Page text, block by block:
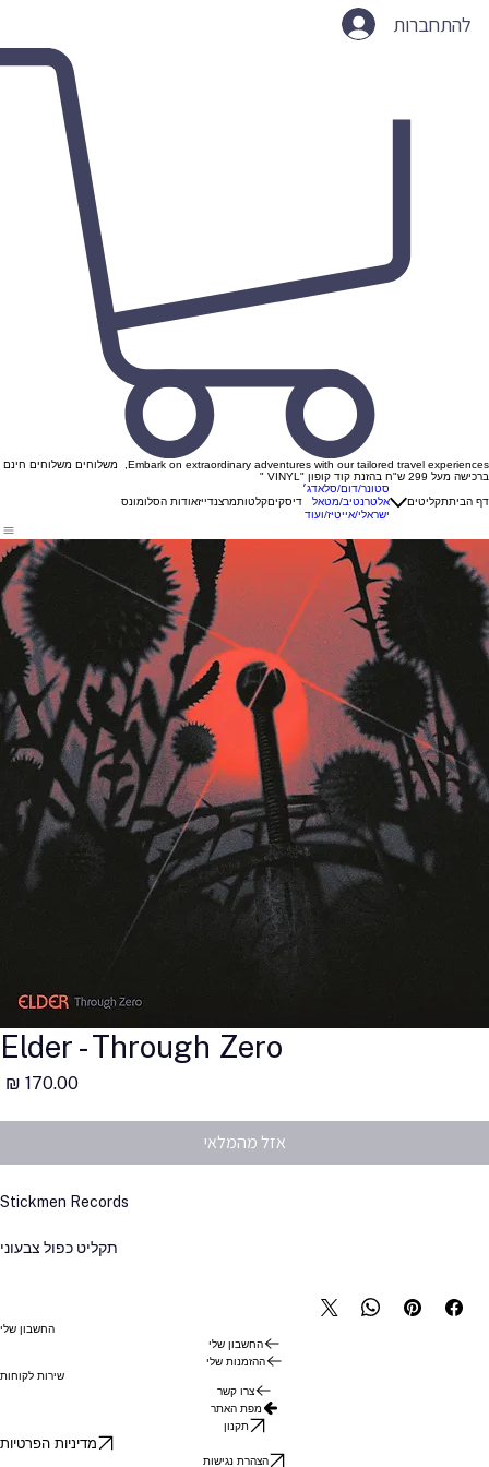
להתחברות
Embark on extraordinary adventures with our tailored travel experiences, משלוחים משלוחים חינם
ברכישה מעל 299 ש"ח בהזנת קוד קופון "VINYL "
דף הביתתקליטים
סטונר/דום/סלאדג׳
אלטרנטיב/מטאל
ישראלי/אייטיז/ועוד
דיסקיםקלטותמרצנדייזאודות הסלומונס
Elder - Through Zero
אזל מהמלאי
Stickmen Records
תקליט כפול צבעוני
החשבון שלי
החשבון שלי
ההזמנות שלי
שירות לקוחות
צרו קשר
מפת האתר
תקנון
מדיניות הפרטיות
הצהרת נגישות